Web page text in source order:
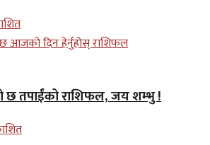
छ तपाईंको राशिफल, जय शम्भु !